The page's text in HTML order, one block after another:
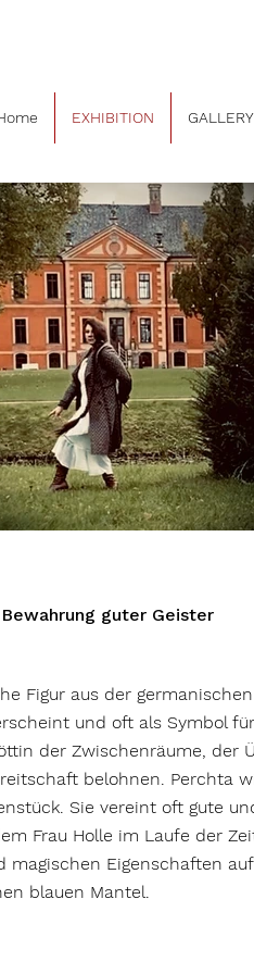
EXHIBITION GALLERY
guter Geister
Figur aus der
und oft als Symbol
der Zwischenräume, der
belohnen. Perchta
Sie vereint oft gute
Frau Holle im Laufe der
Eigenschaften
blauen Mantel.